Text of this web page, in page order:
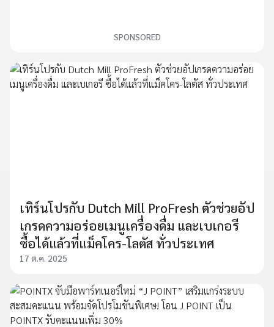
SPONSORED
เทิร์นโปรกับ Dutch Mill ProFresh ตัวช่วยอัป
เกรดความอร่อยเมนูเครื่องดื่ม และเบเกอรี
ซื้อได้แล้วที่แม็คโคร-โลตัส ทั่วประเทศ
17 ต.ค. 2025